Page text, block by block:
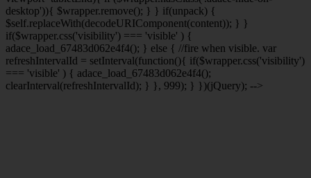
desktop')){ $wrapper.remove(); } } if(unpack) {
$self.replaceWith(decodeURIComponent(content)); } }
if($wrapper.css('visibility') === 'visible' ) {
adace_load_67483d062e4f4(); } else { //fire when visible. var
refreshIntervalId = setInterval(function(){ if($wrapper.css('visibility')
=== 'visible' ) { adace_load_67483d062e4f4();
clearInterval(refreshIntervalId); } }, 999); } })(jQuery); -->